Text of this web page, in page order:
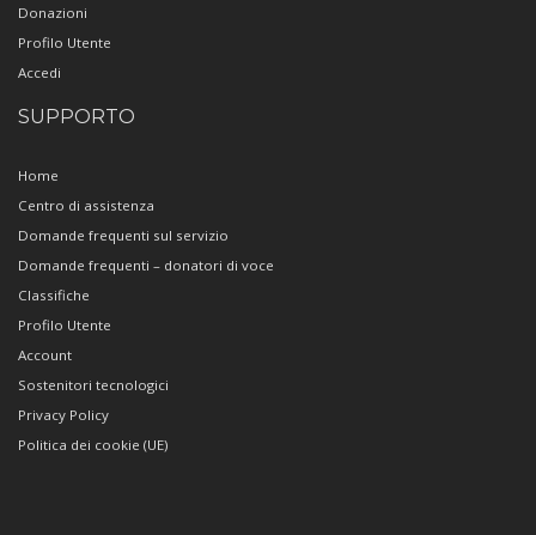
Donazioni
Profilo Utente
Accedi
SUPPORTO
Home
Centro di assistenza
Domande frequenti sul servizio
Domande frequenti – donatori di voce
Classifiche
Profilo Utente
Account
Sostenitori tecnologici
Privacy Policy
Politica dei cookie (UE)